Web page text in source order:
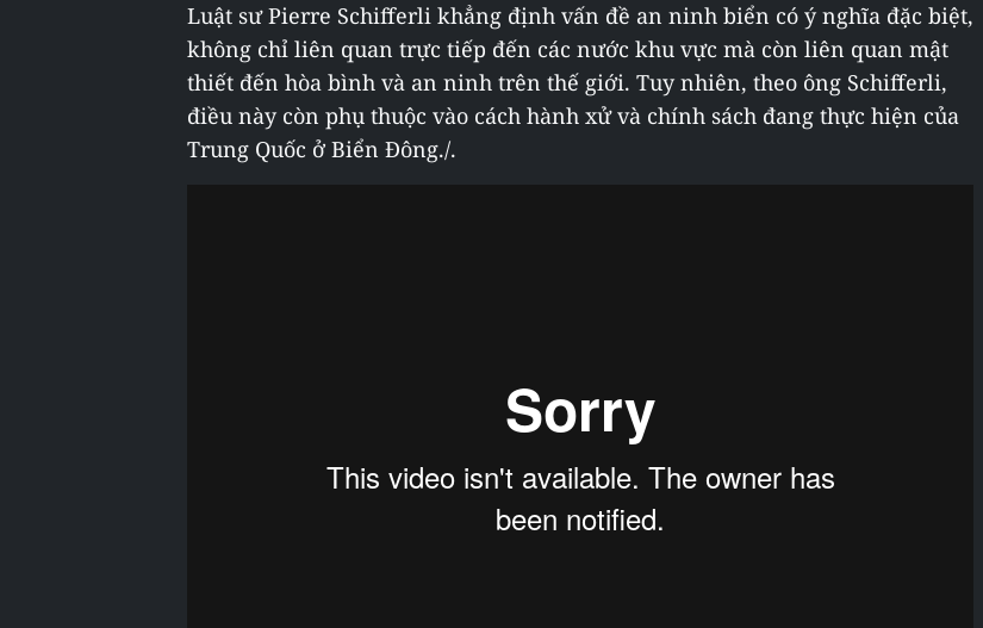
Luật sư Pierre Schifferli khẳng định vấn đề an ninh biển có ý nghĩa đặc biệt,
không chỉ liên quan trực tiếp đến các nước khu vực mà còn liên quan mật
thiết đến hòa bình và an ninh trên thế giới. Tuy nhiên, theo ông Schifferli,
điều này còn phụ thuộc vào cách hành xử và chính sách đang thực hiện của
Trung Quốc ở Biển Đông./.